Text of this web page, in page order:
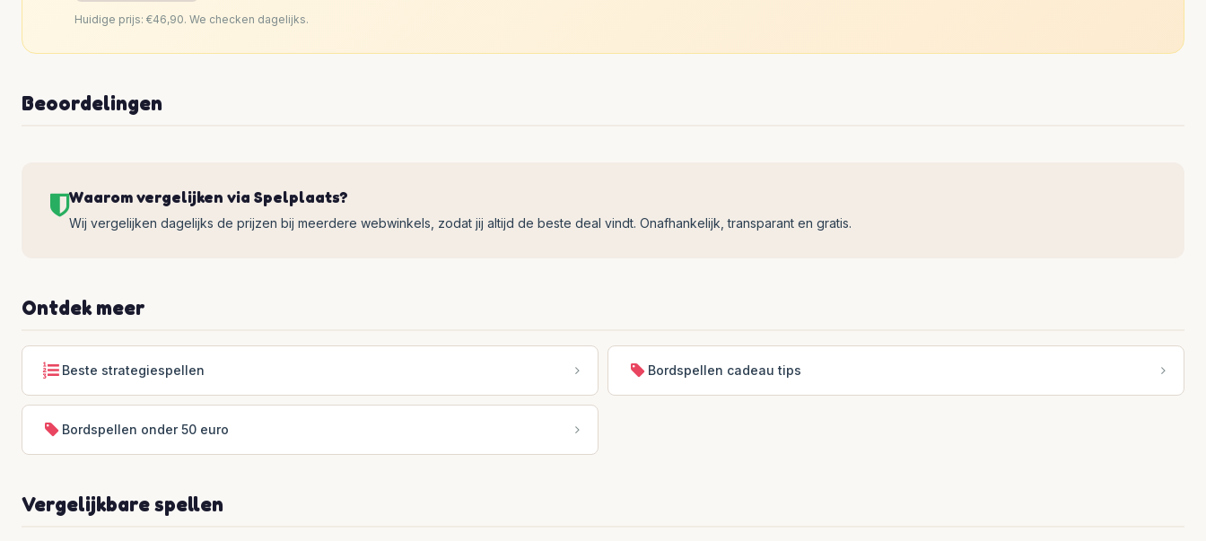
Huidige prijs: €46,90. We checken dagelijks.
Beoordelingen
Waarom vergelijken via Spelplaats?
Wij vergelijken dagelijks de prijzen bij meerdere webwinkels, zodat jij altijd de beste deal vindt. Onafhankelijk, transparant en gratis.
Ontdek meer
Beste strategiespellen Bordspellen cadeau tips
Bordspellen onder 50 euro
Vergelijkbare spellen